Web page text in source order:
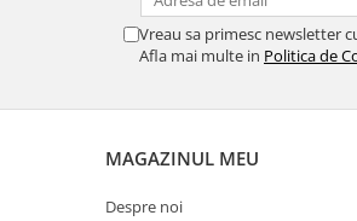
Console, Jocuri & Accesorii
Ingrijire personala & Cosmetice
Aparate & Accesorii ingrijire
Aparate cosmetice
Vreau sa primesc newsletter
Afla mai multe in Politica de
MAGAZINUL MEU
Despre noi